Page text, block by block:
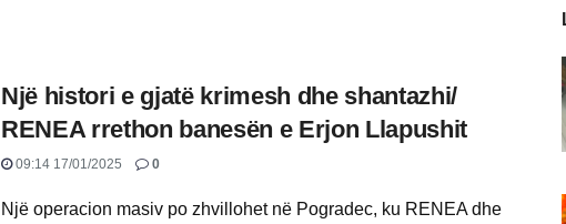
Një histori e gjatë krimesh dhe shantazhi/
RENEA rrethon banesën e Erjon Llapushit
09:14 17/01/2025 0
Një operacion masiv po zhvillohet në Pogradec, ku RENEA dhe